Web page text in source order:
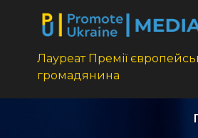
Лауреат Премії
громадянина